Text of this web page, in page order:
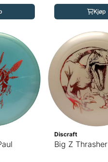
Kjøp
Discraft
Big Z Thrasher